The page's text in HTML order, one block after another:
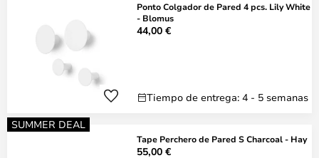
Ponto Colgador de Pared 4 pcs. Lily White
- Blomus
44,00 €
Tiempo de entrega: 4 - 5 semanas
SUMMER DEAL
Tape Perchero de Pared S Charcoal - Hay
55,00 €